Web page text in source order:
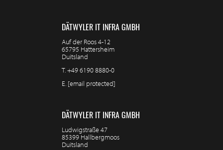
DÄTWYLER IT INFRA GMBH
Auf der Roos 4-12
65795 Hattersheim
Duitsland
T.+49 6190 8880-0
E. [email protected]
DÄTWYLER IT INFRA GMBH
Ludwigstraße 47
85399 Hallbergmoos
Duitsland